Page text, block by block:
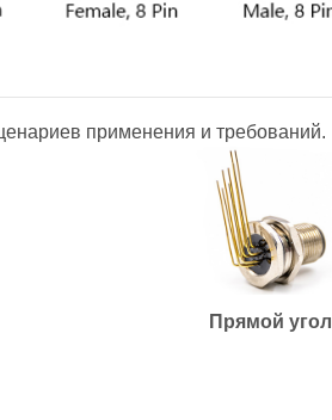
применения и требований.
Прямой угол